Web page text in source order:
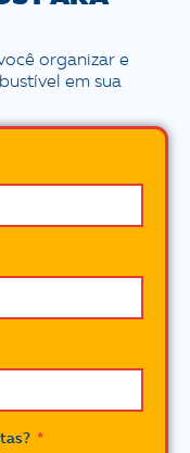
organizar e
em sua